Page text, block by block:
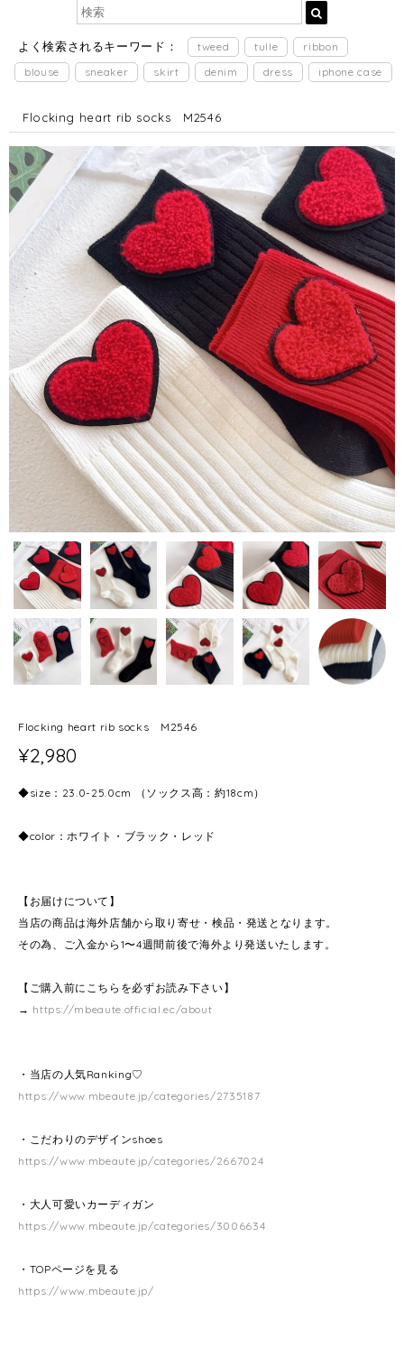
よく検索されるキーワード： tweed tulle
ribbon
blouse
sneaker skirt denim dress iphone case
Flocking heart rib socks M2546
Flocking heart rib socks M2546
¥2,980
◆size：23.0-25.0cm （ソックス高：約18cm）
◆color：ホワイト・ブラック・レッド
【お届けについて】
当店の商品は海外店舗から取り寄せ・検品・発送となります。
その為、ご入金から1〜4週間前後で海外より発送いたします。
【ご購入前にこちらを必ずお読み下さい】
→ https://mbeaute.official.ec/about
・当店の人気Ranking♡
https://www.mbeaute.jp/categories/2735187
・こだわりのデザインshoes
https://www.mbeaute.jp/categories/2667024
・大人可愛いカーディガン
https://www.mbeaute.jp/categories/3006634
・TOPページを見る
https://www.mbeaute.jp/